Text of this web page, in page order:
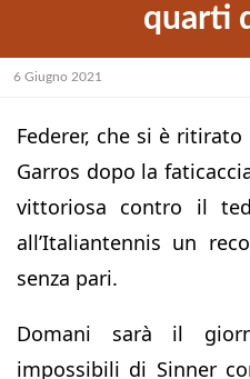
quarti
6 Giugno 2021
Federer, che si è
Garros dopo la
vittoriosa contro il
all’Italiantennis un
senza pari.
Domani sarà il
impossibili di Sinner